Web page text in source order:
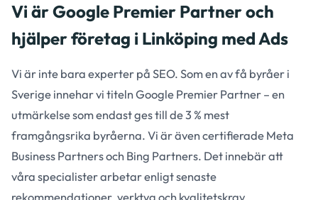
Vi är Google Premier Partner och
hjälper företag i Linköping med Ads
Vi är inte bara experter på SEO. Som en av få byråer i
Sverige innehar vi titeln Google Premier Partner – en
utmärkelse som endast ges till de 3 % mest
framgångsrika byråerna. Vi är även certifierade Meta
Business Partners och Bing Partners. Det innebär att
våra specialister arbetar enligt senaste